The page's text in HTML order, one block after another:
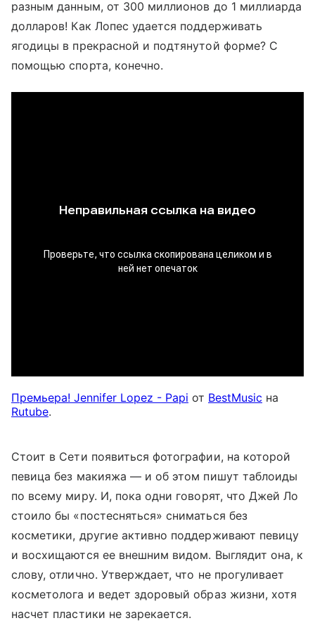
разным данным, от 300 миллионов до 1 миллиарда
долларов! Как Лопес удается поддерживать
ягодицы в прекрасной и подтянутой форме? С
помощью спорта, конечно.
Премьера! Jennifer Lopez - Papi от BestMusic на
Rutube.
Стоит в Сети появиться фотографии, на которой
певица без макияжа — и об этом пишут таблоиды
по всему миру. И, пока одни говорят, что Джей Ло
стоило бы «постесняться» сниматься без
косметики, другие активно поддерживают певицу
и восхищаются ее внешним видом. Выглядит она, к
слову, отлично. Утверждает, что не прогуливает
косметолога и ведет здоровый образ жизни, хотя
насчет пластики не зарекается.